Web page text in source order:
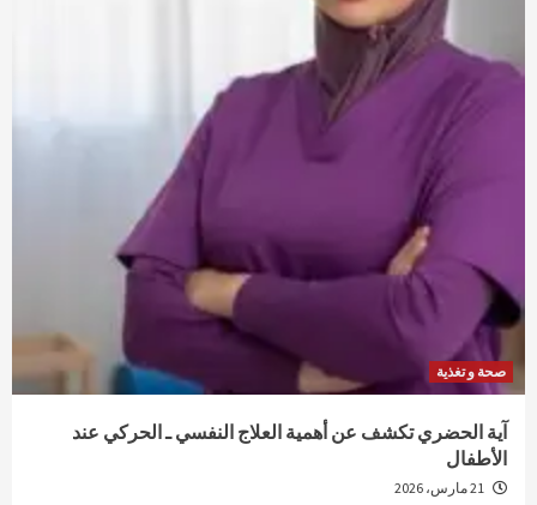
صحة و تغذية
آية الحضري تكشف عن أهمية العلاج النفسي ـ الحركي عند
الأطفال